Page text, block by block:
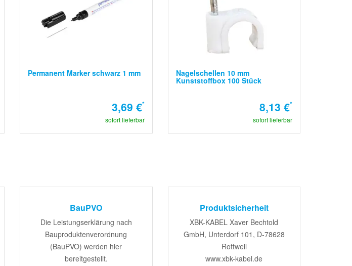
Permanent Marker schwarz 1 mm
3,69 €*
sofort lieferbar
Nagelschellen 10 mm
Kunststoffbox 100 Stück
8,13 €*
sofort lieferbar
BauPVO
Die Leistungserklärung nach
Bauproduktenverordnung
(BauPVO) werden hier
bereitgestellt.
Produktsicherheit
XBK-KABEL Xaver Bechtold
GmbH, Unterdorf 101, D-78628
Rottweil
www.xbk-kabel.de